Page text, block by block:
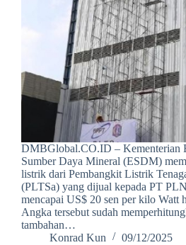
DMBGlobal.CO.ID – Kementerian
Sumber Daya Mineral (ESDM)
listrik dari Pembangkit Listrik
(PLTSa) yang dijual kepada PT
mencapai US$ 20 sen per kilo Watt
Angka tersebut sudah
tambahan…
Konrad Kun
09/12/2025